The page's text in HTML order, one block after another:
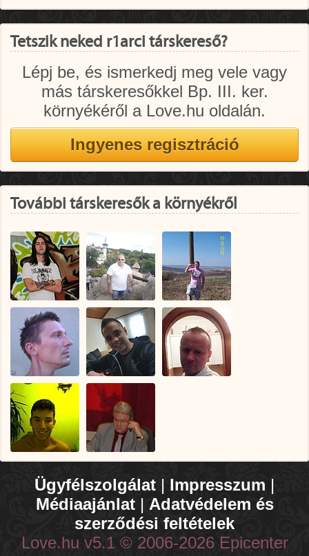
Tetszik neked r1arci társkereső?
Lépj be, és ismerkedj meg vele vagy
más társkeresőkkel Bp. III. ker.
környékéről a Love.hu oldalán.
További társkeresők a környékről
Ügyfélszolgálat | Impresszum |
Médiaajánlat| Adatvédelem és
szerződési feltételek
Love.hu v5.1 © 2006-2026 Epicenter